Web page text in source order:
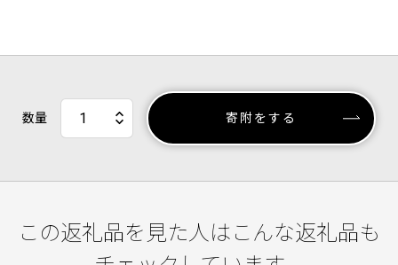
数量 寄附をする
この返礼品を見た人はこんな返礼品も